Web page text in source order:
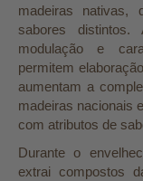
madeiras nativas,
sabores distintos.
modulação e
permitem
aumentam a
madeiras nacionais
com atributos de
Durante o
extrai compostos